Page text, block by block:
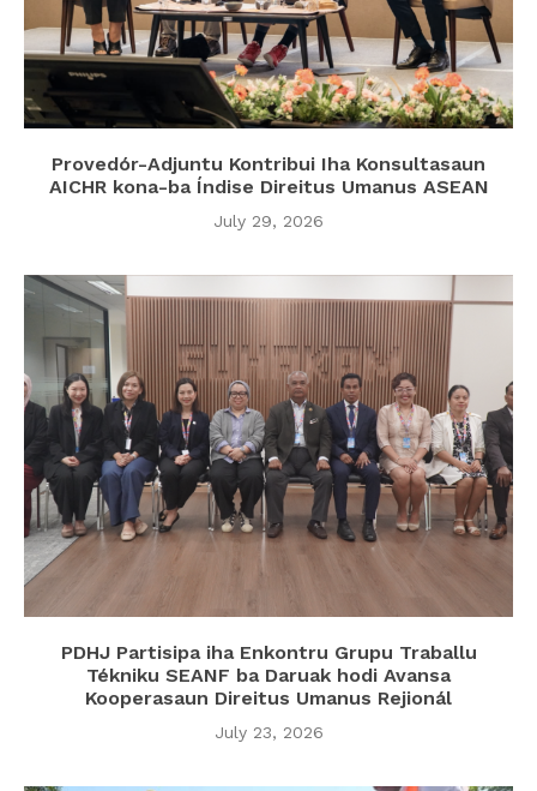
Provedór-Adjuntu Kontribui Iha Konsultasaun
AICHR kona-ba Índise Direitus Umanus ASEAN
July 29, 2026
PDHJ Partisipa iha Enkontru Grupu Traballu
Tékniku SEANF ba Daruak hodi Avansa
Kooperasaun Direitus Umanus Rejionál
July 23, 2026